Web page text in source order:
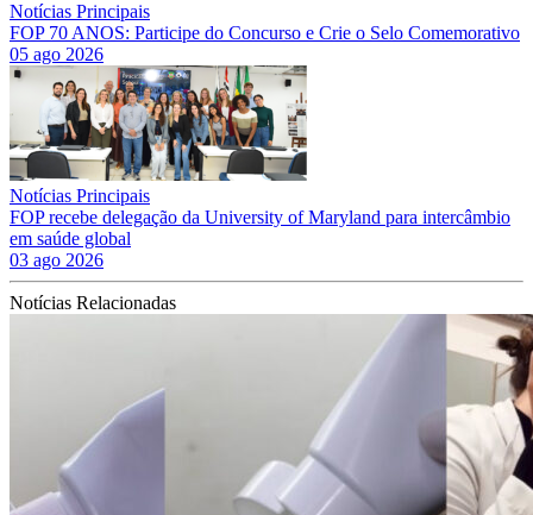
Notícias Principais
FOP 70 ANOS: Participe do Concurso e Crie o Selo Comemorativo
05 ago 2026
Notícias Principais
FOP recebe delegação da University of Maryland para intercâmbio
em saúde global
03 ago 2026
Notícias Relacionadas